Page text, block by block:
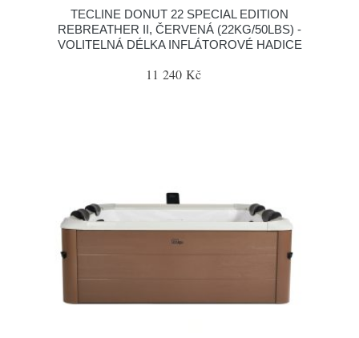
TECLINE DONUT 22 SPECIAL EDITION
REBREATHER II, ČERVENÁ (22KG/50LBS) -
VOLITELNÁ DÉLKA INFLÁTOROVÉ HADICE
11 240 Kč